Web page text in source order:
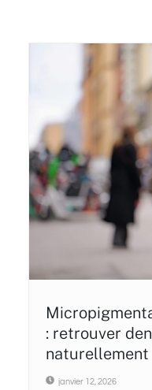
: retrouver
naturellement
janvier 12, 2026